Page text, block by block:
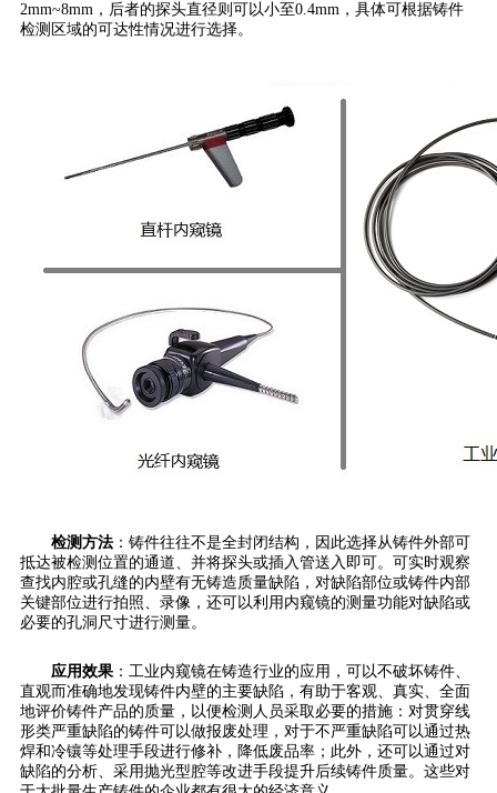
2mm~8mm，后者的探头直径则可以小至0.4mm，具体可根据铸件
检测区域的可达性情况进行选择。
检测方法 ：铸件往往不是全封闭结构，因此选择从铸件外部可
抵达被检测位置的通道、并将探头或插入管送入即可。可实时观察
查找内腔或孔缝的内壁有无铸造质量缺陷，对缺陷部位或铸件内部
关键部位进行拍照、录像，还可以利用内窥镜的测量功能对缺陷或
必要的孔洞尺寸进行测量。
应用效果 ：工业内窥镜在铸造行业的应用，可以不破坏铸件、
直观而准确地发现铸件内壁的主要缺陷，有助于客观、真实、全面
地评价铸件产品的质量，以便检测人员采取必要的措施：对贯穿线
形类严重缺陷的铸件可以做报废处理，对于不严重缺陷可以通过热
焊和冷镶等处理手段进行修补，降低废品率；此外，还可以通过对
缺陷的分析、采用抛光型腔等改进手段提升后续铸件质量。这些对